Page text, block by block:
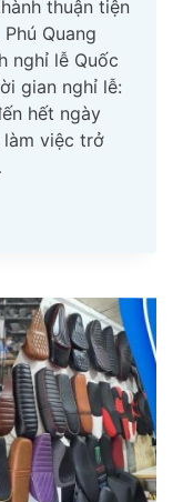
thuận tiện
Quang
nghỉ lễ Quốc
gian nghỉ lễ:
hết ngày
việc trở